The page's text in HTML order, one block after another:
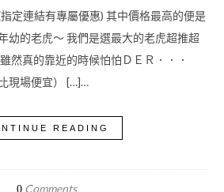
定連結有專屬優惠) 其中價格最高的便是
幼的老虎～ 我們是選最大的老虎超推超
然真的靠近的時候怕怕ＤＥＲ．．．
現場便宜） […]…
READING
0Comments